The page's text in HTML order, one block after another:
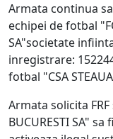
Armata continua
echipei de fotbal
SA"societate
inregistrare:
fotbal "CSA
Armata solicita FRF
BUCURESTI SA"